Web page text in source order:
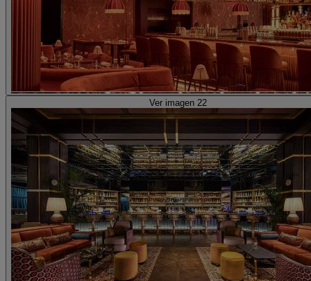
Ver imagen 22